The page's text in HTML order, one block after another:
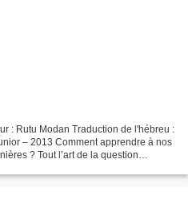
: Rutu Modan Traduction de l'hébreu :
– 2013 Comment apprendre à nos
? Tout l’art de la question